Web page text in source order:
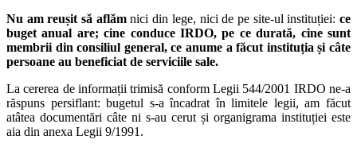
Nu am reușit să aflămnici din lege, nici de pe site-ul instituției:ce
buget anual are; cine conduce IRDO, pe ce durată, cine sunt
membrii din consiliul general, ce anume a făcut instituția și câte
persoane au beneficiat de serviciile sale.
La cererea de informații trimisă conform Legii 544/2001 IRDO ne-a
răspuns persiflant: bugetul s-a încadrat în limitele legii, am făcut
atâtea documentări câte ni s-au cerut și organigrama instituției este
aia din anexa Legii 9/1991.